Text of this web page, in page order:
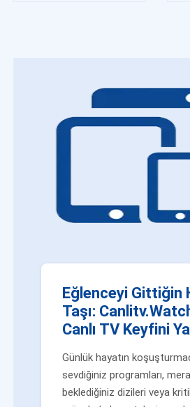
Eğlenceyi Gittiğin
Taşı:
Canlı TV Keyfini
Günlük hayatın
sevdiğiniz programları,
beklediğiniz dizileri veya